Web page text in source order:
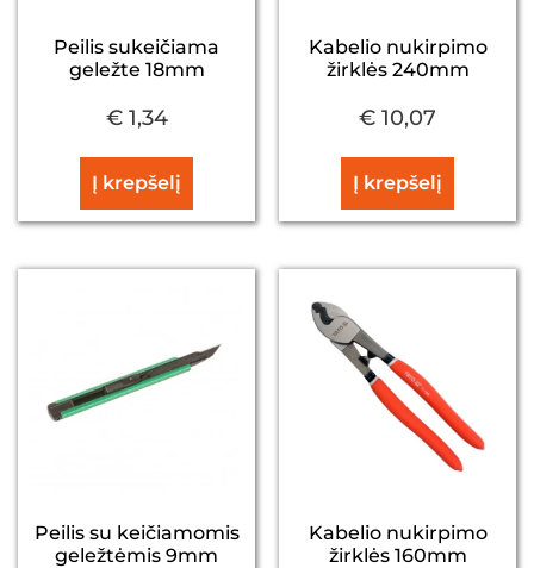
Peilis sukeičiama
geležte 18mm
€1,34
Į krepšelį
Kabelio nukirpimo
žirklės 240mm
€ 10,07
Į krepšelį
Peilis su keičiamomis
geležtėmis 9mm
Kabelio nukirpimo
žirklės 160mm